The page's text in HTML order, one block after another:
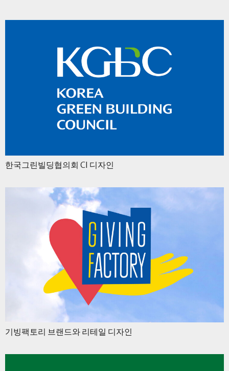
한국그린빌딩협의회 CI 디자인
기빙팩토리 브랜드와 리테일 디자인